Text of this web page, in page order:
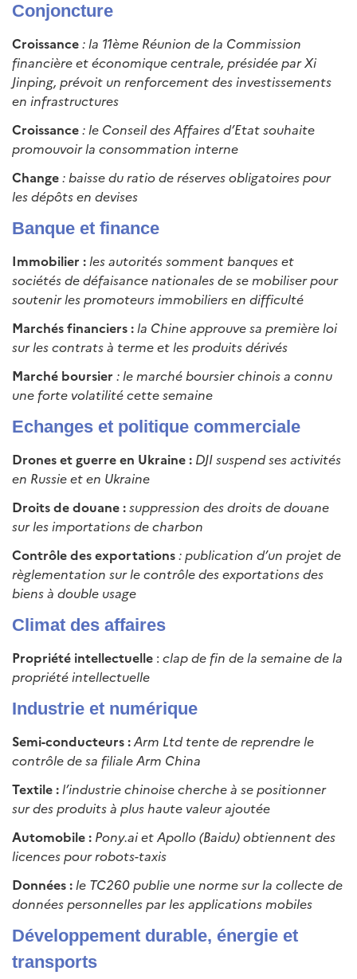
Conjoncture
Croissance: la 11ème Réunion de la Commission
financière et économique centrale, présidée par Xi
Jinping, prévoit un renforcement des investissements
en infrastructures
Croissance: le Conseil des Affaires d’Etat souhaite
promouvoir la consommation interne
Change: baisse du ratio de réserves obligatoires pour
les dépôts en devises
Banque et finance
Immobilier : les autorités somment banques et
sociétés de défaisance nationales de se mobiliser pour
soutenir les promoteurs immobiliers en difficulté
Marchés financiers : la Chine approuve sa première loi
sur les contrats à terme et les produits dérivés
Marché boursier : le marché boursier chinois a connu
une forte volatilité cette semaine
Echanges et politique commerciale
Drones et guerre en Ukraine : DJI suspend ses activités
en Russie et en Ukraine
Droits de douane :suppression des droits de douane
sur les importations de charbon
Contrôle des exportations: publication d’un projet de
règlementation sur le contrôle des exportations des
biens à double usage
Climat des affaires
Propriété intellectuelle : clap de fin de la semaine de la
propriété intellectuelle
Industrie et numérique
Semi-conducteurs :Arm Ltd tente de reprendre le
contrôle de sa filiale Arm China
Textile : l’industrie chinoise cherche à se positionner
sur des produits à plus haute valeur ajoutée
Automobile : Pony.ai et Apollo (Baidu) obtiennent des
licences pour robots-taxis
Données : le TC260 publie une norme sur la collecte de
données personnelles par les applications mobiles
Développement durable, énergie et
transports